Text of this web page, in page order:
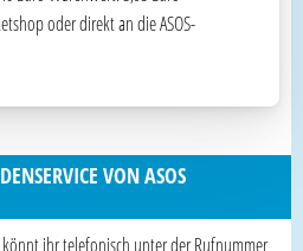
oder direkt an die ASOS-
VON ASOS
könnt ihr telefonisch unter der Rufnummer